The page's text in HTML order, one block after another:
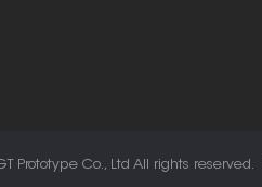
Prototype Co., Ltd All rights reserved.